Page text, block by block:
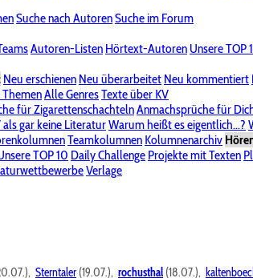
Suche nach AutorenSuche im Forum
Autoren-Listen Hörtext-Autoren Unsere TOP
Neu erschienen Neu überarbeitet Neu kommentiert
Alle GenresTexte über KV
für ZigarettenschachtelnAnmachsprüche für
als gar keine LiteraturWarum heißt es eigentlich...?
Teamkolumnen Kolumnenarchiv
TOP 10 Daily Challenge Projekte mit Texten
Verlage
"KV-Board"Bereich "Literatur & Schreiberei"
für KV Unsere SpenderlisteAlle Wege führen
& BilderStalkingDatenschutzerklärung
Sterntaler (19.07.), rochusthal (18.07.),